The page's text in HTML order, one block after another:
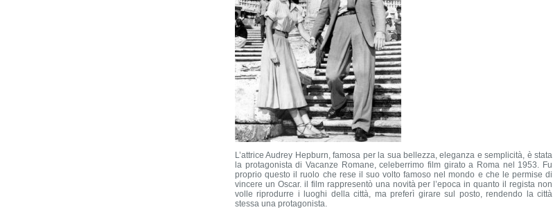
L’attrice Audrey Hepburn, famosa per la sua bellezza, eleganza e semplicità, è stata
la protagonista di Vacanze Romane, celeberrimo film girato a Roma nel 1953. Fu
proprio questo il ruolo che rese il suo volto famoso nel mondo e che le permise di
vincere un Oscar. il film rappresentò una novità per l’epoca in quanto il regista non
volle riprodurre i luoghi della città, ma preferì girare sul posto, rendendo la città
stessa una protagonista.